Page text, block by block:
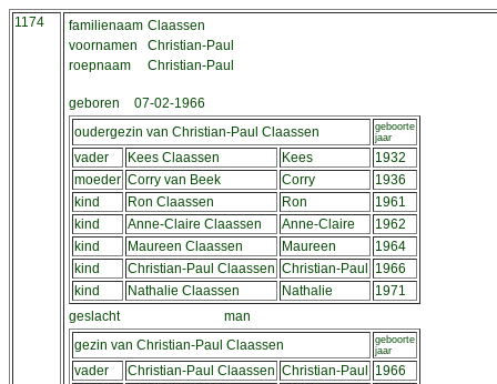
1174 familienaam Claassen
voornamen
Christian-Paul
roepnaam
Christian-Paul
geboren
07-02-1966
oudergezin van Christian-Paul Claassen
geboorte
jaar
vader Kees Claassen Kees
1932
moeder Corry van Beek Corry
1936
kind
Ron Claassen Ron
1961
kind
Anne-Claire Claassen Anne-Claire
1962
kind
Maureen Claassen Maureen
1964
kind
Christian-Paul Claassen Christian-Paul
1966
kind
Nathalie Claassen Nathalie
1971
geslacht
man
gezin van Christian-Paul Claassen
geboorte
jaar
vader Christian-Paul Claassen Christian-Paul
1966